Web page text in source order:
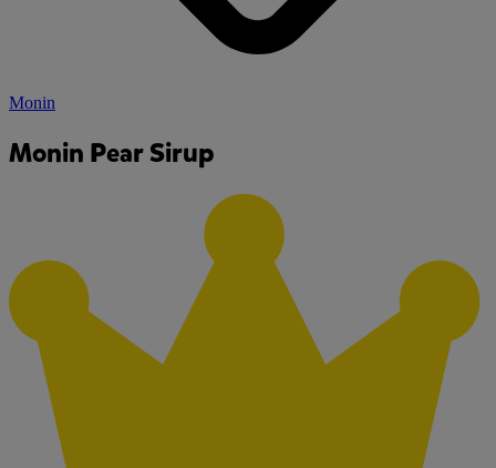
Monin
Monin Pear Sirup